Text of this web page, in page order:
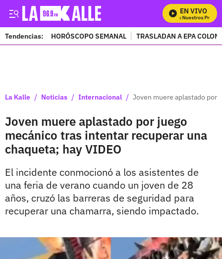
EN VIVO
Mira Todos Nuestros
Tendencias: HORÓSCOPO SEMANAL TRASLADAN A EPA
La Kalle / Noticias / Internacional / Joven muere aplastado por
Joven muere aplastado por juego
mecánico tras intentar recuperar una
chaqueta; hay VIDEO
El incidente conmocionó a los asistentes de
una feria de verano cuando un joven de 28
años, cruzó las barreras de seguridad para
recuperar una chamarra, siendo impactado.